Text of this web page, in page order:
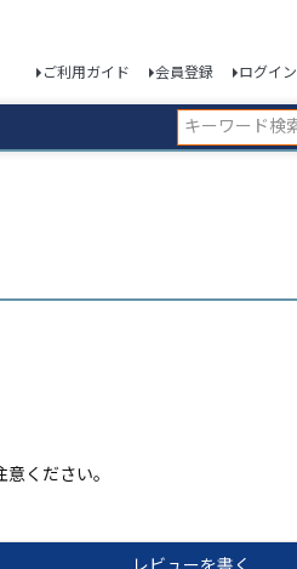
ご利用ガイド 会員登録 ログイン
ください。
レビューを書く